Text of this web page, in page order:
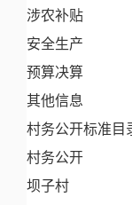
涉农补贴
安全生产
预算决算
其他信息
村务公开标准目
村务公开
坝子村